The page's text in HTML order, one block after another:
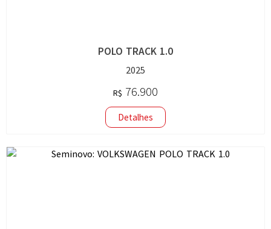
POLO TRACK 1.0
2025
R$ 76.900
Detalhes